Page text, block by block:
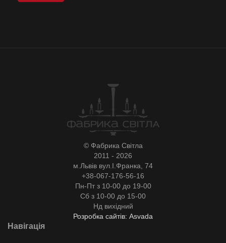
© Фабрика Світла
2011 - 2026
м.Львів вул.І.Франка, 74
+38-067-176-56-16
Пн-Пт з 10-00 до 19-00
Сб з 10-00 до 15-00
Нд вихідний
Розробка сайтів: Asvada
Навігація